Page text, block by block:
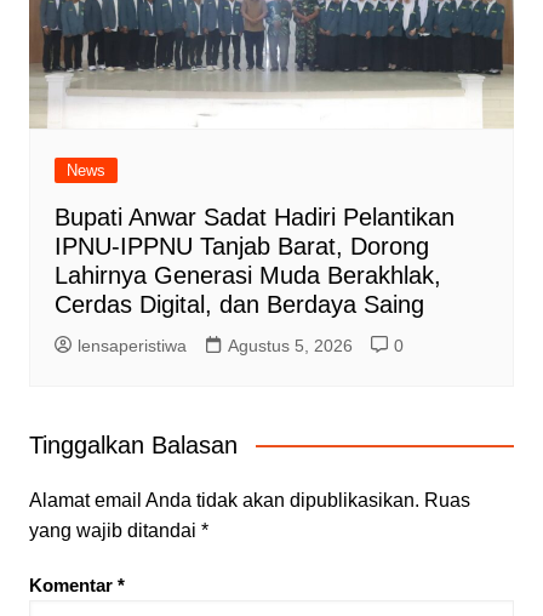
News
Bupati Anwar Sadat Hadiri Pelantikan
IPNU-IPPNU Tanjab Barat, Dorong
Lahirnya Generasi Muda Berakhlak,
Cerdas Digital, dan Berdaya Saing
lensaperistiwa Agustus 5, 2026 0
Tinggalkan Balasan
Alamat email Anda tidak akan dipublikasikan. Ruas
yang wajib ditandai *
Komentar *